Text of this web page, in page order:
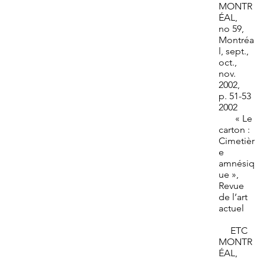
MONTR
ÉAL,
no 59,
Montréa
l, sept.,
oct.,
nov.
2002,
p. 51-53
2002
« Le
carton :
Cimetièr
e
amnésiq
ue »,
Revue
de l’art
actuel
ETC
MONTR
ÉAL,